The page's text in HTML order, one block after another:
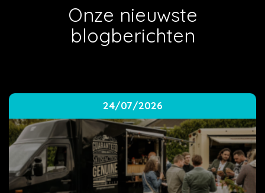
Onze nieuwste
blogberichten
24/07/2026